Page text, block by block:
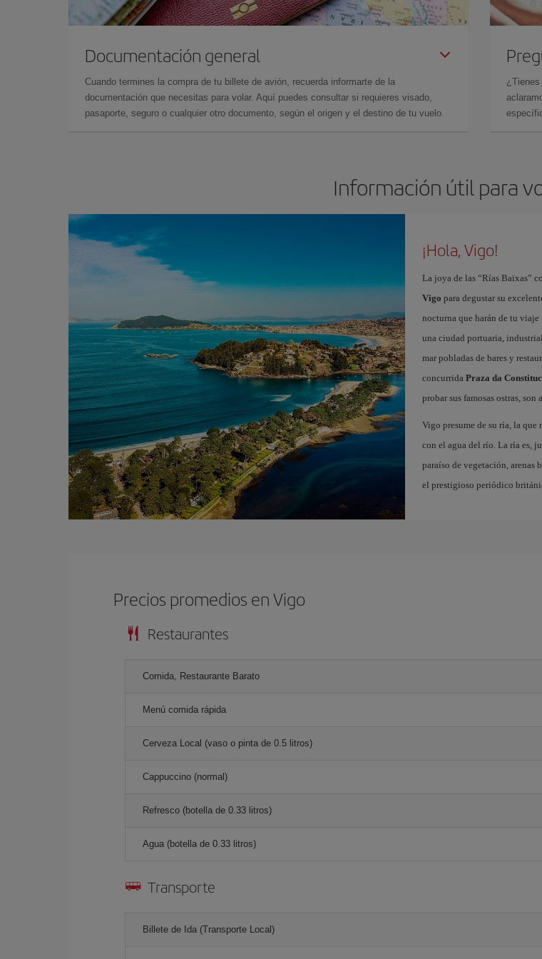
Documentación general
Cuando termines la compra de tu billete de avión, recuerda informarte de la
documentación que necesitas para volar. Aquí puedes consultar si requieres visado,
pasaporte, seguro o cualquier otro documento, según el origen y el destino de tu vuelo.
Información útil para
¡Hola, Vigo!
La joya de las “Rías Baixas”
Vigo para degustar su
nocturna que harán de tu
una ciudad portuaria,
mar pobladas de bares y
concurrida Praza da
probar sus famosas ostras,
Vigo presume de su ría, la que
con el agua del río. La ría es,
paraíso de vegetación, arenas
el prestigioso periódico
Precios promedios en Vigo
Restaurantes
Comida, Restaurante Barato
Menú comida rápida
Cerveza Local (vaso o pinta de 0.5 litros)
Cappuccino (normal)
Refresco (botella de 0.33 litros)
Agua (botella de 0.33 litros)
Transporte
Billete de Ida (Transporte Local)